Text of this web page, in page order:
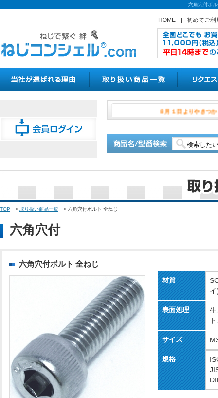
六角穴付ボ
HOME 初めてご利
８月１日よ
TOP > 取り扱い商品一覧 > 六角穴付ボルト 全ねじ
六角穴付
六角穴付ボルト 全ねじ
材質
表面処理
生
サイズ
規格